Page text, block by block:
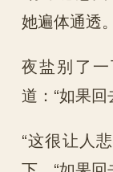
她遍体通透。
夜盐别了
道：“如果
“这很让人